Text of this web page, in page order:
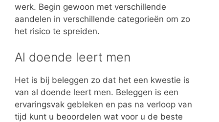
werk. Begin gewoon met verschillende
aandelen in verschillende categorieën om zo
het risico te spreiden.
Al doende leert men
Het is bij beleggen zo dat het een kwestie is
van al doende leert men. Beleggen is een
ervaringsvak gebleken en pas na verloop van
tijd kunt u beoordelen wat voor u de beste